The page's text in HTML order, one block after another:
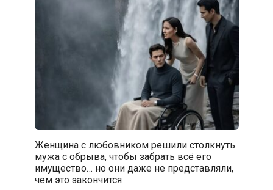
Женщина с любовником решили столкнуть
мужа с обрыва, чтобы забрать всё его
имущество… но они даже не представляли,
чем это закончится